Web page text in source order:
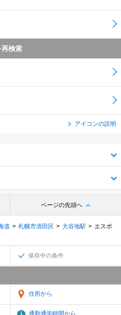
検索
アイコンの説明
ページの先頭へ
道 札幌市清田区 大谷地駅
エスポ
保存中の条件
住所から
通勤通学時間から